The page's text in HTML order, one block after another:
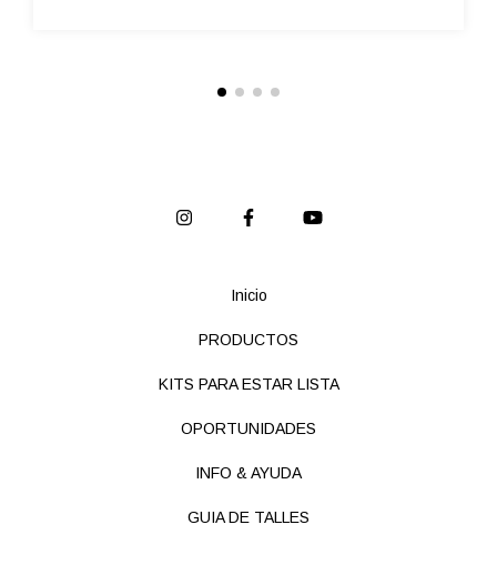
Inicio
PRODUCTOS
KITS PARA ESTAR LISTA
OPORTUNIDADES
INFO & AYUDA
GUIA DE TALLES